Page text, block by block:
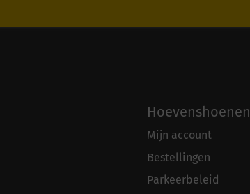
Hoevenshoenen
Mijn account
Bestellingen
Parkeerbeleid